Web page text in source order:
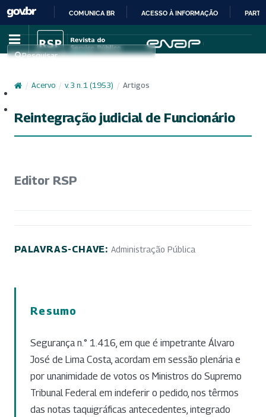
IR
PARA
CONTEÚDO
COMUNICA BR ACESSO À INFORMAÇÃO
Pesquisar
/ Acervo / v. 3 n. 1 (1953) / Artigos
Reintegração judicial de Funcionário
Editor RSP
PALAVRAS-CHAVE: Administração Pública
Resumo
Segurança n.° 1.416, em que é impetrante Álvaro
José de Lima Costa, acordam em sessão plenária e
por unanimidade de votos os Ministros do Supremo
Tribunal Federal em indeferir o pedido, nos têrmos
das notas taquigráficas antecedentes, integrado